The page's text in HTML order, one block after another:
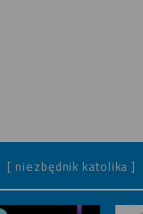
[ niezbędnik katolika ]